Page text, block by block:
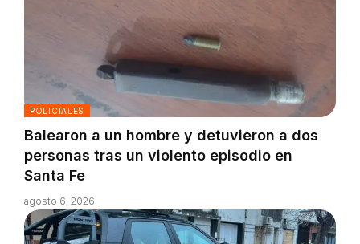
POLICIALES
Balearon a un hombre y detuvieron a dos
personas tras un violento episodio en
Santa Fe
agosto 6, 2026